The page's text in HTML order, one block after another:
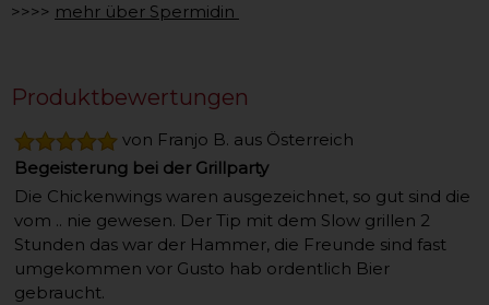
>>>> mehr über Spermidin
Produktbewertungen
von Franjo B. aus Österreich
Begeisterung bei der Grillparty
Die Chickenwings waren ausgezeichnet, so gut sind die
vom .. nie gewesen. Der Tip mit dem Slow grillen 2
Stunden das war der Hammer, die Freunde sind fast
umgekommen vor Gusto hab ordentlich Bier
gebraucht.